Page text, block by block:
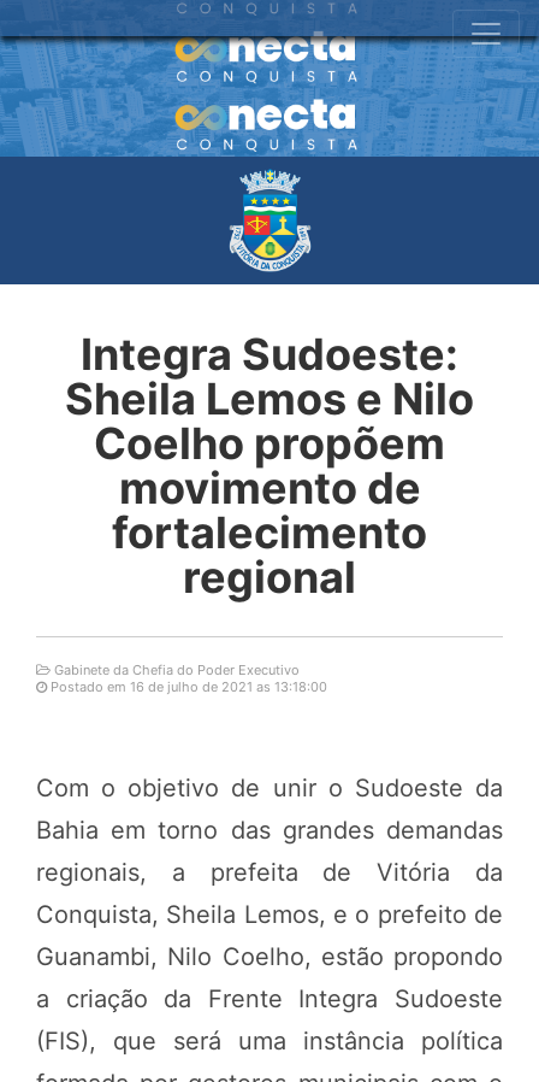
Integra Sudoeste:
Sheila Lemos e Nilo
Coelho propõem
movimento de
fortalecimento
regional
Gabinete da Chefia do Poder Executivo
Postado em 16 de julho de 2021 as 13:18:00
Com o objetivo de unir o Sudoeste da
Bahia em torno das grandes demandas
regionais, a prefeita de Vitória da
Conquista, Sheila Lemos, e o prefeito de
Guanambi, Nilo Coelho, estão propondo
a criação da Frente Integra Sudoeste
(FIS), que será uma instância política